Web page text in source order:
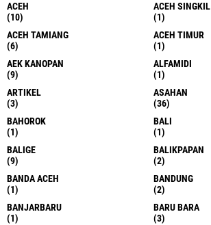
ACEH
(10)
ACEH SINGKIL
(1)
ACEH TAMIANG
(6)
ACEH TIMUR
(1)
AEK KANOPAN
(9)
ALFAMIDI
(1)
ARTIKEL
(3)
ASAHAN
(36)
BAHOROK
(1)
BALI
(1)
BALIGE
(9)
BALIKPAPAN
(2)
BANDA ACEH
(1)
BANDUNG
(2)
BANJARBARU
(1)
BARU BARA
(3)